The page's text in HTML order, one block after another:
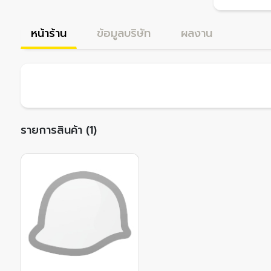
หน้าร้าน ข้อมูลบริษัท ผลงาน
รายการสินค้า (1)